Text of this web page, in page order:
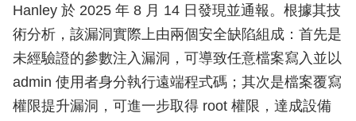
Hanley 於 2025 年 8 月 14 日發現並通報。根據其技
術分析，該漏洞實際上由兩個安全缺陷組成：首先是
未經驗證的參數注入漏洞，可導致任意檔案寫入並以
admin 使用者身分執行遠端程式碼；其次是檔案覆寫
權限提升漏洞，可進一步取得 root 權限，達成設備